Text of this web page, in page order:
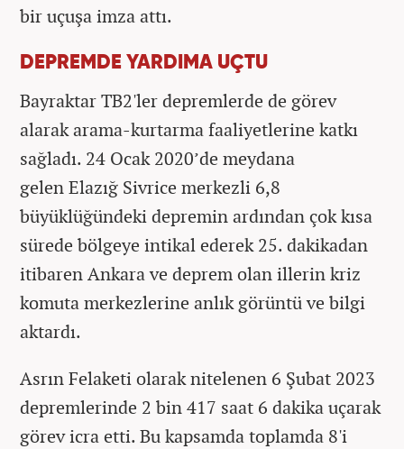
bir uçuşa imza attı.
DEPREMDE YARDIMA UÇTU
Bayraktar TB2'ler depremlerde de görev
alarak arama-kurtarma faaliyetlerine katkı
sağladı. 24 Ocak 2020’de meydana
gelen Elazığ Sivrice merkezli 6,8
büyüklüğündeki depremin ardından çok kısa
sürede bölgeye intikal ederek 25. dakikadan
itibaren Ankara ve deprem olan illerin kriz
komuta merkezlerine anlık görüntü ve bilgi
aktardı.
Asrın Felaketi olarak nitelenen 6 Şubat 2023
depremlerinde 2 bin 417 saat 6 dakika uçarak
görev icra etti. Bu kapsamda toplamda 8'i